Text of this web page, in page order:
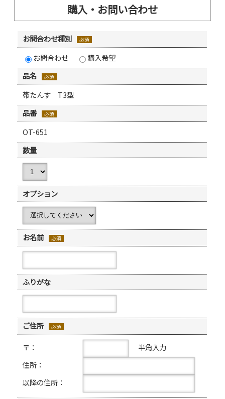
購入・お問い合わせ
お問合わせ種別 必須
お問合わせ
購入希望
品名
必須
帯たんす T3型
品番
必須
OT-651
数量
オプション
お名前 必須
ふりがな
ご住所 必須
〒：
半角入力
住所：
以降の住所：